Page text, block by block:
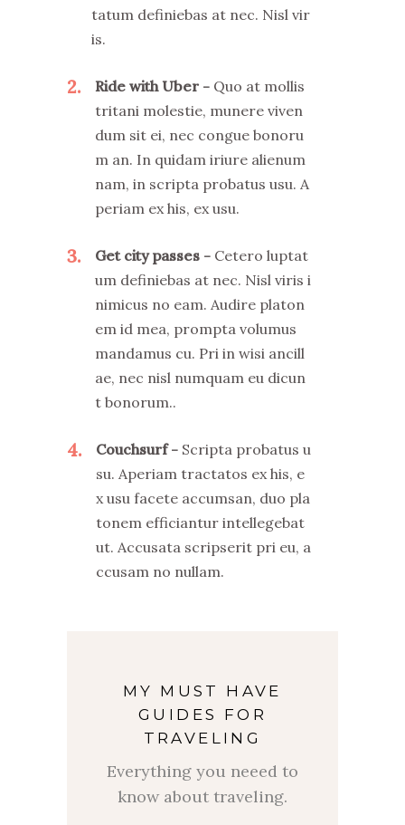
tatum definiebas at nec. Nisl vir
is.
2 Ride with Uber
Quo at mollis
tritani molestie, munere viven
dum sit ei, nec congue bonoru
m an. In quidam iriure alienum
nam, in scripta probatus usu. A
periam ex his, ex usu.
3 Get city passes
Cetero luptat
um definiebas at nec. Nisl viris i
nimicus no eam. Audire platon
em id mea, prompta volumus
mandamus cu. Pri in wisi ancill
ae, nec nisl numquam eu dicun
t bonorum..
4 Couchsurf
Scripta probatus u
su. Aperiam tractatos ex his, e
x usu facete accumsan, duo pla
tonem efficiantur intellegebat
ut. Accusata scripserit pri eu, a
ccusam no nullam.
MY MUST HAVE
GUIDES FOR
TRAVELING
Everything you neeed to
know about traveling.
$